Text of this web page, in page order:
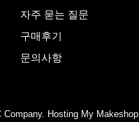
자주 묻는 질문
구매후기
문의사항
Hosting My Makeshop.